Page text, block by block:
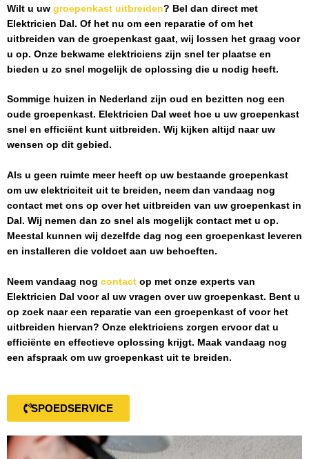
Wilt u uw groepenkast uitbreiden? Bel dan direct met
Elektricien Dal. Of het nu om een reparatie of om het
uitbreiden van de groepenkast gaat, wij lossen het graag voor
u op. Onze bekwame elektriciens zijn snel ter plaatse en
bieden u zo snel mogelijk de oplossing die u nodig heeft.
Sommige huizen in Nederland zijn oud en bezitten nog een
oude groepenkast. Elektricien Dal weet hoe u uw groepenkast
snel en efficiënt kunt uitbreiden. Wij kijken altijd naar uw
wensen op dit gebied.
Als u geen ruimte meer heeft op uw bestaande groepenkast
om uw elektriciteit uit te breiden, neem dan vandaag nog
contact met ons op over het uitbreiden van uw groepenkast in
Dal . Wij nemen dan zo snel als mogelijk contact met u op.
Meestal kunnen wij dezelfde dag nog een groepenkast leveren
en installeren die voldoet aan uw behoeften.
Neem vandaag nog contact op met onze experts van
Elektricien Dal voor al uw vragen over uw groepenkast. Bent u
op zoek naar een reparatie van een groepenkast of voor het
uitbreiden hiervan? Onze elektriciens zorgen ervoor dat u
efficiënte en effectieve oplossing krijgt. Maak vandaag nog
een afspraak om uw groepenkast uit te breiden.
SPOEDSERVICE